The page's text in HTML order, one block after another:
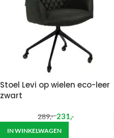
Stoel Levi op wielen eco-leer
zwart
289,- 231,-
IN WINKELWAGEN